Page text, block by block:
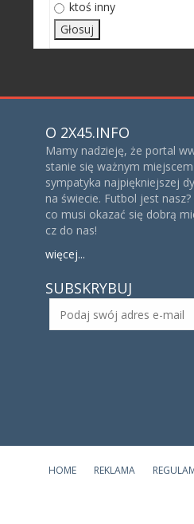
ktoś inny
O 2X45.INFO
Mamy nadzieję, że portal
stanie się ważnym
sympatyka najpiękniejszej
na świecie. Futbol jest nasz?
co musi okazać się dobrą
cz do nas!
więcej...
SUBSKRYBUJ
HOME REKLAMA